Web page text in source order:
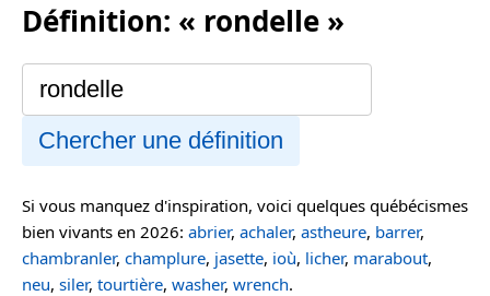
Définition: « rondelle »
Chercher une définition
Si vous manquez d'inspiration, voici quelques québécismes
bien vivants en 2026: abrier, achaler, astheure, barrer,
chambranler, champlure, jasette, ioù, licher, marabout,
neu, siler, tourtière, washer, wrench.